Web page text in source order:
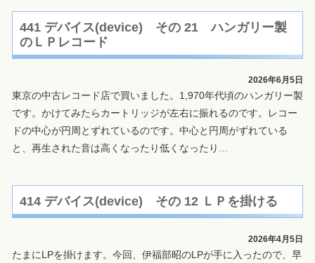
441 デバイス(device) その 21 ハンガリー製
のＬＰレコード
2026年6月5日
東京の中古レコード店で買いました。1,970年代頃のハンガリー製
です。かけてみたらカートリッジが左右に振れるのです。レコー
ドの中心が円周とずれているのです。中心と円周がずれている
と、再生された音は高くなったり低くなったり …
414 デバイス(device) その 12 ＬＰを掛ける
2026年4月5日
たまにLPを掛けます。今回、伊福部昭のLPが手に入ったので、早